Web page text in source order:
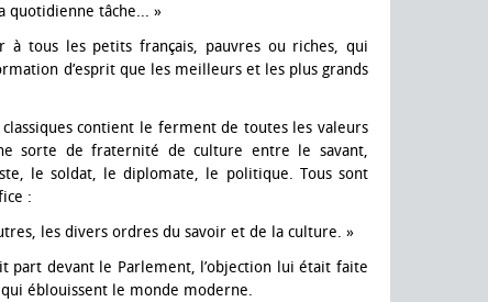
quotidienne tâche... »
tous les petits français, pauvres ou riches, qui
d’esprit que les meilleurs et les plus grands
contient le ferment de toutes les valeurs
sorte de fraternité de culture entre le savant,
le soldat, le diplomate, le politique. Tous sont
:
les divers ordres du savoir et de la culture. »
part devant le Parlement, l’objection lui était faite
éblouissent le monde moderne.